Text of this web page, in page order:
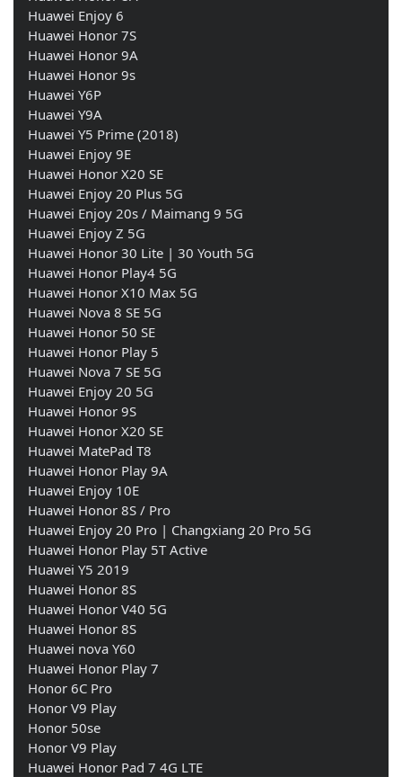
    Huawei Enjoy 6
    Huawei Honor 7S
    Huawei Honor 9A
    Huawei Honor 9s
    Huawei Y6P
    Huawei Y9A
    Huawei Y5 Prime (2018)
    Huawei Enjoy 9E
    Huawei Honor X20 SE
    Huawei Enjoy 20 Plus 5G
    Huawei Enjoy 20s / Maimang 9 5G
    Huawei Enjoy Z 5G
    Huawei Honor 30 Lite | 30 Youth 5G
    Huawei Honor Play4 5G
    Huawei Honor X10 Max 5G
    Huawei Nova 8 SE 5G
    Huawei Honor 50 SE
    Huawei Honor Play 5
    Huawei Nova 7 SE 5G
    Huawei Enjoy 20 5G
    Huawei Honor 9S
    Huawei Honor X20 SE
    Huawei MatePad T8
    Huawei Honor Play 9A
    Huawei Enjoy 10E
    Huawei Honor 8S / Pro
    Huawei Enjoy 20 Pro | Changxiang 20 Pro 5G
    Huawei Honor Play 5T Active
    Huawei Y5 2019
    Huawei Honor 8S
    Huawei Honor V40 5G
    Huawei Honor 8S
    Huawei nova Y60
    Huawei Honor Play 7
    Honor 6C Pro
    Honor V9 Play
    Honor 50se
    Honor V9 Play
    Huawei Honor Pad 7 4G LTE